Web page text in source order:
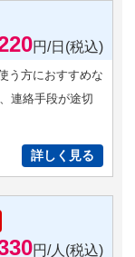
円/日(税込)
う方におすすめな
連絡手段が途切
詳しく見る
円/人(税込)